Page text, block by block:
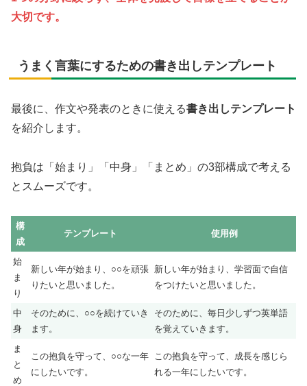
大切です。
うまく言葉にするための書き出しテンプレート
最後に、作文や発表のときに使える書き出しテンプレート
を紹介します。
抱負は「始まり」「中身」「まとめ」の3部構成で考える
とスムーズです。
構
成
テンプレート 使用例
始
ま
り
新しい年が始まり、○○を頑張
りたいと思いました。
新しい年が始まり、学習面で自信
をつけたいと思いました。
中
身
そのために、○○を続けていき
ます。
そのために、毎日少しずつ英単語
を覚えていきます。
ま
と
め
この抱負を守って、○○な一年
にしたいです。
この抱負を守って、成長を感じら
れる一年にしたいです。